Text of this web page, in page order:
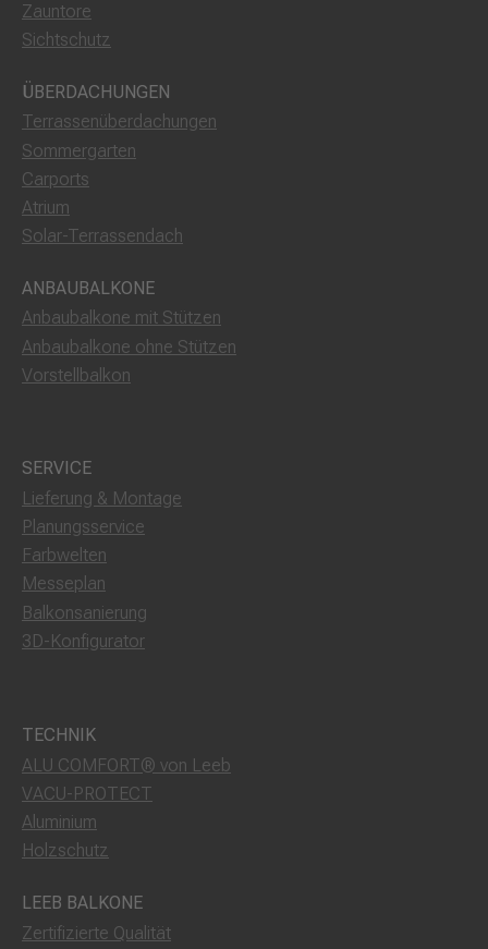
Zauntore
Sichtschutz
ÜBERDACHUNGEN
Terrassenüberdachungen
Sommergarten
Carports
Atrium
Solar-Terrassendach
ANBAUBALKONE
Anbaubalkone mit Stützen
Anbaubalkone ohne Stützen
Vorstellbalkon
SERVICE
Lieferung & Montage
Planungsservice
Farbwelten
Messeplan
Balkonsanierung
3D-Konfigurator
TECHNIK
ALU COMFORT® von Leeb
VACU-PROTECT
Aluminium
Holzschutz
LEEB BALKONE
Zertifizierte Qualität